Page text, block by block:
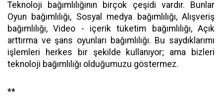
Teknoloji bağımlılığının birçok çeşidi vardır. Bunlar
Oyun bağımlılığı, Sosyal medya bağımlılığı, Alışveriş
bağımlılığı, Video - içerik tüketim bağımlılığı, Açık
arttırma ve şans oyunları bağımlılığı. Bu saydıklarımı
işlemleri herkes bir şekilde kullanıyor; ama bizleri
teknoloji bağımlılığı olduğumuzu göstermez.
**